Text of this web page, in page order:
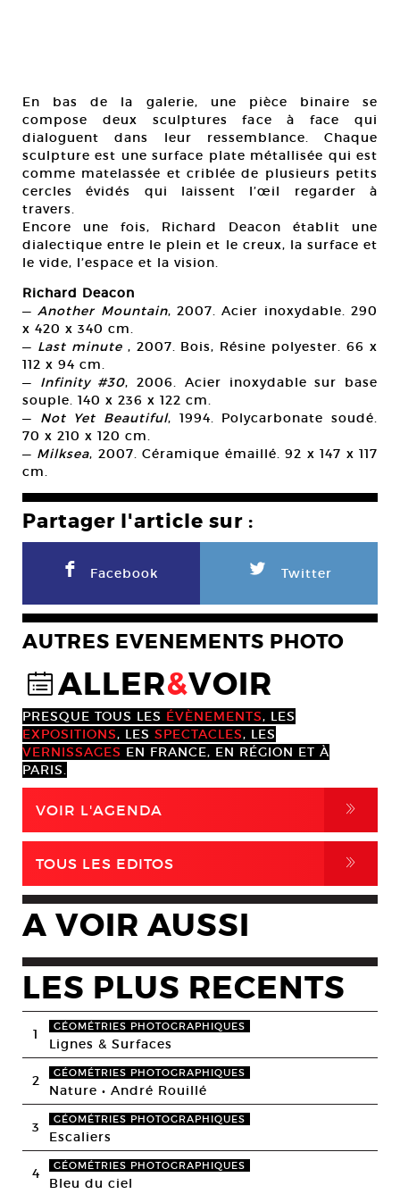
En bas de la galerie, une pièce binaire se
compose deux sculptures face à face qui
dialoguent dans leur ressemblance. Chaque
sculpture est une surface plate métallisée qui est
comme matelassée et criblée de plusieurs petits
cercles évidés qui laissent l’œil regarder à
travers.
Encore une fois, Richard Deacon établit une
dialectique entre le plein et le creux, la surface et
le vide, l’espace et la vision.
Richard Deacon
— Another Mountain, 2007. Acier inoxydable. 290
x 420 x 340 cm.
— Last minute , 2007. Bois, Résine polyester. 66 x
112 x 94 cm.
— Infinity #30, 2006. Acier inoxydable sur base
souple. 140 x 236 x 122 cm.
— Not Yet Beautiful, 1994. Polycarbonate soudé.
70 x 210 x 120 cm.
— Milksea, 2007. Céramique émaillé. 92 x 147 x 117
cm.
Partager l'article sur :
F Facebook L Twitter
AUTRES EVENEMENTS PHOTO
@ALLER&VOIR
PRESQUE TOUS LES ÉVÈNEMENTS, LES
EXPOSITIONS, LES SPECTACLES, LES
VERNISSAGES EN FRANCE, EN RÉGION ET À
PARIS.
VOIR L'AGENDA ,
TOUS LES EDITOS ,
A VOIR AUSSI
LES PLUS RECENTS
1 GÉOMÉTRIES PHOTOGRAPHIQUES
Lignes & Surfaces
2 GÉOMÉTRIES PHOTOGRAPHIQUES
Nature • André Rouillé
3 GÉOMÉTRIES PHOTOGRAPHIQUES
Escaliers
4 GÉOMÉTRIES PHOTOGRAPHIQUES
Bleu du ciel